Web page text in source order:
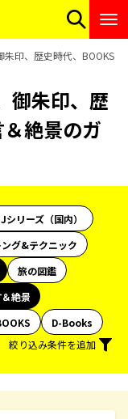
印、歴史時代、BOOKS
御朱印、歴
絶景のガ
リーズ（国内）
グ&テクニック
旅の図鑑
絶景
D-Books
絞り込み条件を追加